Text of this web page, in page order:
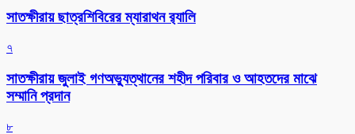
সাতক্ষীরায় ছাত্রশিবিরের ম্যারাথন র‌্যালি
৭
সাতক্ষীরায় জুলাই গণঅভ্যুত্থানের শহীদ পরিবার ও আহতদের মাঝে
সম্মানি প্রদান
৮